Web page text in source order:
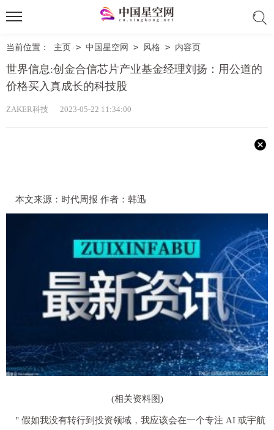
当前位置： 主页 > 中国星空网 > 风格 > 内容页
世界信息:创金合信芯片产业基金经理刘扬：用公道的
价格买入真成长的科技股
ZAKER科技 2023-05-22 11:34:00
本文来源：时代周报 作者：韩迅
(相关资料图)
" 假如我没有转行到投资领域，我应该会在一个专注 AI 或宇航